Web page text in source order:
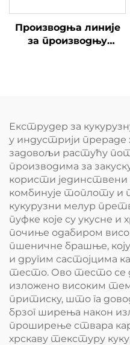
Производња линије
за производњу
Екструдер за
у индустрији прераде
задовољи растућу
производима за
користи јединствени
комбинује топлоту и
кукурузни мелур
пуфке које су укусне
почиње одабиром
пшеничне брашње,
и другим састојцима
тесто. Ово тесто се
изложено високим
притиску, што га
брзог ширења након
проширење ствара
хрскаву текстуру